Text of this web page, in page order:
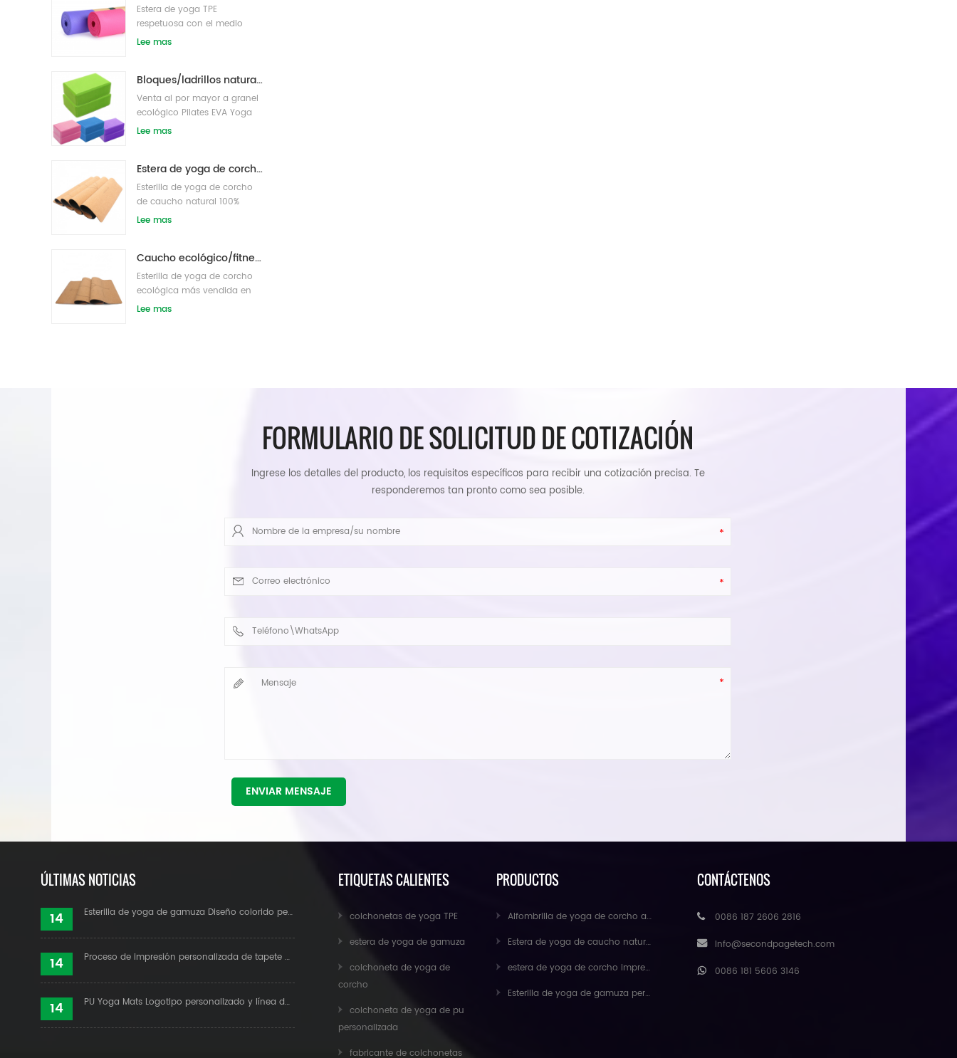
Estera de yoga TPE
respetuosa con el medio
ambiente de etiqueta privada
Lee mas
Bloques/ladrillos naturales de la yoga de la espuma de EVA del logotipo de encargo del nuevo estilo al por mayor
Venta al por mayor a granel
ecológico Pilates EVA Yoga
bloque s/ladrillos
Lee mas
Estera de yoga de corcho de etiqueta privada OEM con diseño personalizado
Esterilla de yoga de corcho
de caucho natural 100%
ecológico
Lee mas
Caucho ecológico/fitness/esterilla de yoga de corcho personalizada/esterillas de ejercicio de corcho
Esterilla de yoga de corcho
ecológica más vendida en
Amazon
Lee mas
FORMULARIO DE SOLICITUD DE COTIZACIÓN
Ingrese los detalles del producto, los requisitos específicos para recibir una cotización precisa. Te
responderemos tan pronto como sea posible.
ENVIAR MENSAJE
ÚLTIMAS NOTICIAS
14 Esterilla de yoga de gamuza Diseño colorido personalizado
14 Proceso de impresión personalizada de tapete de yoga de gamuza
14 PU Yoga Mats Logotipo personalizado y línea de alineación
ETIQUETAS CALIENTES
colchonetas de yoga TPE
estera de yoga de gamuza
colchoneta de yoga de
corcho
colchoneta de yoga de pu
personalizada
fabricante de colchonetas
PRODUCTOS
Alfombrilla de yoga de corcho antideslizante para ejercicios ecológicos al por mayor
Estera de yoga de caucho natural de gamuza al por mayor para importadores
estera de yoga de corcho impresa personalizada antideslizante respetuosa con el medio ambiente de caucho natural
Esterilla de yoga de gamuza personalizada de nuevo diseño de Baishengmei
CONTÁCTENOS
0086 187 2606 2816
Info@secondpagetech.com
0086 181 5606 3146